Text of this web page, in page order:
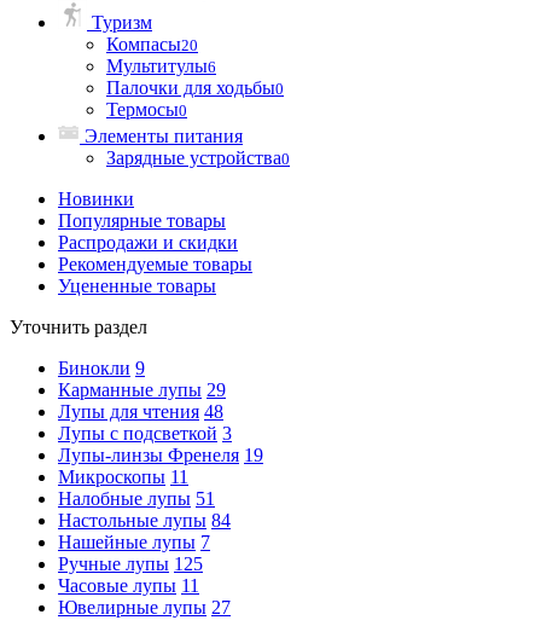
Туризм
Компасы20
Мультитулы6
Палочки для ходьбы0
Термосы0
Элементы питания
Зарядные устройства0
Новинки
Популярные товары
Распродажи и скидки
Рекомендуемые товары
Уцененные товары
Уточнить раздел
Бинокли 9
Карманные лупы 29
Лупы для чтения 48
Лупы с подсветкой 3
Лупы-линзы Френеля 19
Микроскопы 11
Налобные лупы 51
Настольные лупы 84
Нашейные лупы 7
Ручные лупы 125
Часовые лупы 11
Ювелирные лупы 27